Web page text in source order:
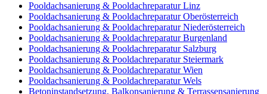
Pooldachsanierung & Pooldachreparatur Linz
Pooldachsanierung & Pooldachreparatur Oberösterreich
Pooldachsanierung & Pooldachreparatur Niederösterreich
Pooldachsanierung & Pooldachreparatur Burgenland
Pooldachsanierung & Pooldachreparatur Salzburg
Pooldachsanierung & Pooldachreparatur Steiermark
Pooldachsanierung & Pooldachreparatur Wien
Pooldachsanierung & Pooldachreparatur Wels
Betoninstandsetzung, Balkonsanierung & Terrassensanierung